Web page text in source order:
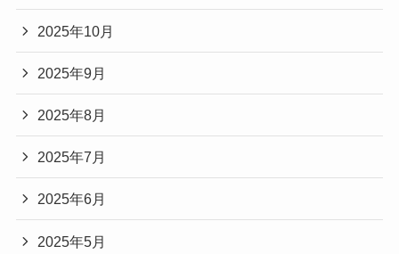
2025年10月
2025年9月
2025年8月
2025年7月
2025年6月
2025年5月